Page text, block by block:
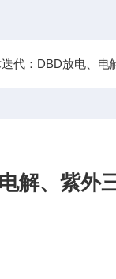
代：DBD放电、电
解、紫外